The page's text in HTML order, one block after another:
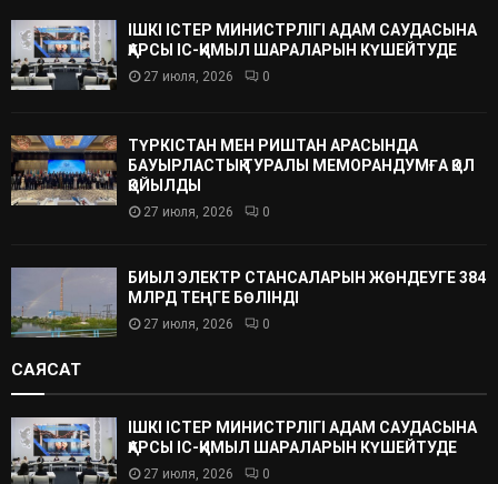
ІШКІ ІСТЕР МИНИСТРЛІГІ АДАМ САУДАСЫНА
ҚАРСЫ ІС-ҚИМЫЛ ШАРАЛАРЫН КҮШЕЙТУДЕ
27 июля, 2026 0
ТҮРКІСТАН МЕН РИШТАН АРАСЫНДА
БАУЫРЛАСТЫҚ ТУРАЛЫ МЕМОРАНДУМҒА ҚОЛ
ҚОЙЫЛДЫ
27 июля, 2026 0
БИЫЛ ЭЛЕКТР СТАНСАЛАРЫН ЖӨНДЕУГЕ 384
МЛРД ТЕҢГЕ БӨЛІНДІ
27 июля, 2026 0
САЯСАТ
ІШКІ ІСТЕР МИНИСТРЛІГІ АДАМ САУДАСЫНА
ҚАРСЫ ІС-ҚИМЫЛ ШАРАЛАРЫН КҮШЕЙТУДЕ
27 июля, 2026 0